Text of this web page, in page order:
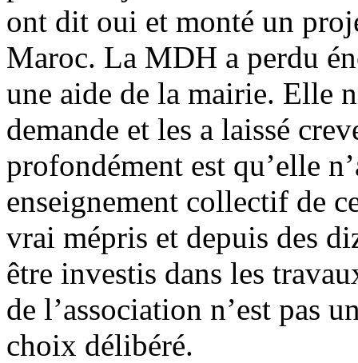
ont dit oui et monté un
Maroc. La MDH a perdu
une aide de la mairie. Elle
demande et les a laissé
profondément est qu’elle
enseignement collectif de
vrai mépris et depuis des
être investis dans les
de l’association n’est pas
choix délibéré.